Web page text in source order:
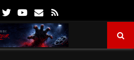
FacebookTwitterYoutube
Email